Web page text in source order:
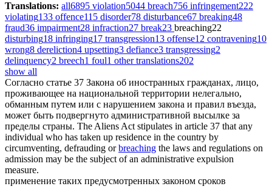
Translations: all6895 violation5044 breach756 infringement222
violating133 offence115 disorder78 disturbance67 breaking48
fraud36 impairment28 infraction27 break23 breaching22
disturbing18 infringing17 transgression13 offense12 contravening10
wrong8 dereliction4 upsetting3 defiance3 transgressing2
delinquency2 breech1 foul1 other translations202
show all
Согласно статье 37 Закона об иностранных гражданах, лицо,
проживающее на национальной территории нелегально,
обманным путем или с нарушением закона и правил въезда,
может быть подвергнуто административной высылке за
пределы страны. The Aliens Act stipulates in article 37 that any
individual who has taken up residence in the country by
circumventing, defrauding orbreaching the laws and regulations on
admission may be the subject of an administrative expulsion
measure.
применение таких предусмотренных законом сроков